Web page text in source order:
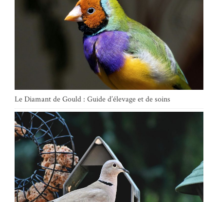
Le Diamant de Gould : Guide d’élevage et de soins